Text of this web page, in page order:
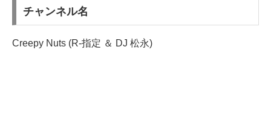
チャンネル名
Creepy Nuts (R-指定 ＆ DJ 松永)